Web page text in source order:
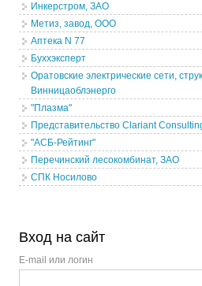
Инкерстром, ЗАО
Метиз, завод, ООО
Аптека N 77
Буххэксперт
Оратовские электрические сети,
Винницаоблэнерго
"Плазма"
Представительство Clariant
"АСБ-Рейтинг"
Перечинский лесокомбинат, ЗАО
СПК Носилово
Вход на сайт
E-mail или логин